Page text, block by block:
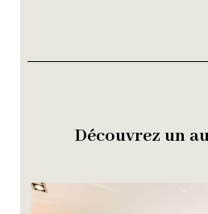
Découvrez un